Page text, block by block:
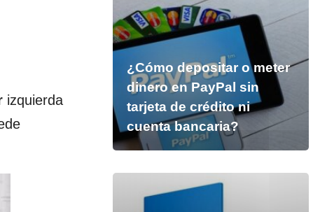
izquierda
¿Cómo depositar o meter
dinero en PayPal sin
tarjeta de crédito ni
cuenta bancaria?